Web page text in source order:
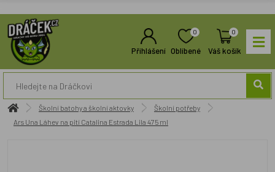
Přihlášení
0
Oblíbené
0
Váš košík
Školní batohy a školní aktovky
Školní potřeby
Ars Una Láhev na pití Catalina Estrada Lila 475 ml